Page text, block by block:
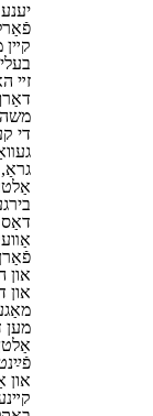
קײן
זײ
די
און
מען